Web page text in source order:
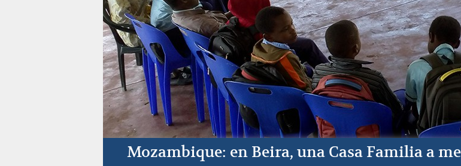
Mozambique: en Beira, una Casa Familia a